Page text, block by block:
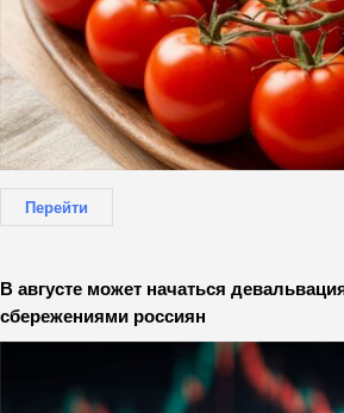
Перейти
В августе может начаться
сбережениями россиян